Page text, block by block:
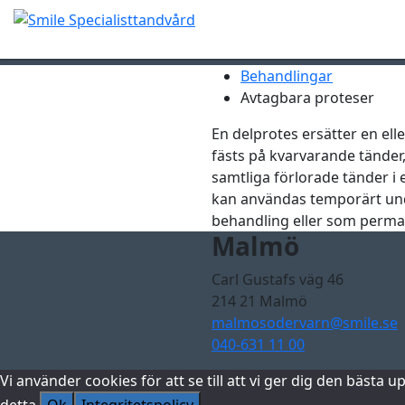
Behandlingar
Avtagbara proteser
En delprotes ersätter en
fästs på kvarvarande
samtliga förlorade tänder i
kan användas temporärt
behandling eller som
Malmö
Carl Gustafs väg 46
214 21 Malmö
malmosodervarn@smile.se
040-631 11 00
Vi använder cookies för att se till att vi ger dig den bästa